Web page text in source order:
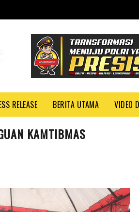
RELEASE BERITA UTAMA VIDEO
KAMTIBMAS